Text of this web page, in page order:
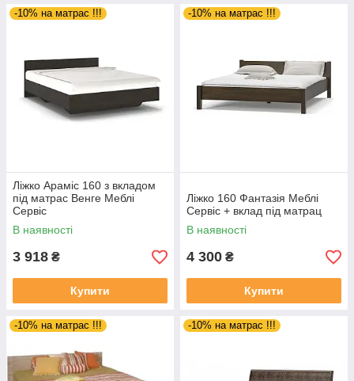
-10% на матрас !!!
Ліжко Араміс 160 з вкладом
під матрас Венге Меблі
Сервіс
В наявності
3 918 ₴
Купити
-10% на матрас !!!
Ліжко 160 Фантазія Меблі
Сервіс + вклад під матрац
В наявності
4 300 ₴
Купити
-10% на матрас !!! -10% на матрас !!!